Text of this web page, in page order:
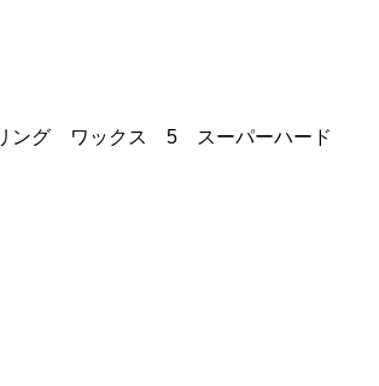
ング ワックス 5 スーパーハード